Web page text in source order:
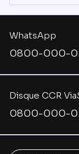
Disque CCR
0800-000-
WhatsApp
0800-000-